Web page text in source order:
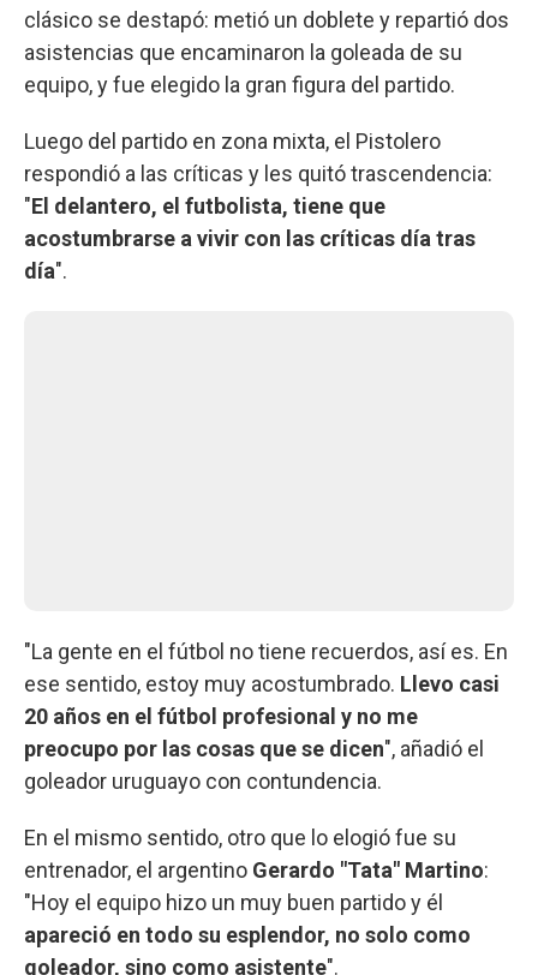
clásico se destapó: metió un doblete y repartió dos
asistencias que encaminaron la goleada de su
equipo, y fue elegido la gran figura del partido.
Luego del partido en zona mixta, el Pistolero
respondió a las críticas y les quitó trascendencia:
"El delantero, el futbolista, tiene que
acostumbrarse a vivir con las críticas día tras
día".
"La gente en el fútbol no tiene recuerdos, así es. En
ese sentido, estoy muy acostumbrado. Llevo casi
20 años en el fútbol profesional y no me
preocupo por las cosas que se dicen", añadió el
goleador uruguayo con contundencia.
En el mismo sentido, otro que lo elogió fue su
entrenador, el argentino Gerardo "Tata" Martino:
"Hoy el equipo hizo un muy buen partido y él
apareció en todo su esplendor, no solo como
goleador, sino como asistente".